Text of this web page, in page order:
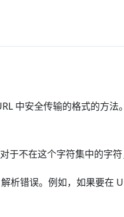
中安全传输的格式的方法。
于不在这个字符集中的字
析错误。例如，如果要在